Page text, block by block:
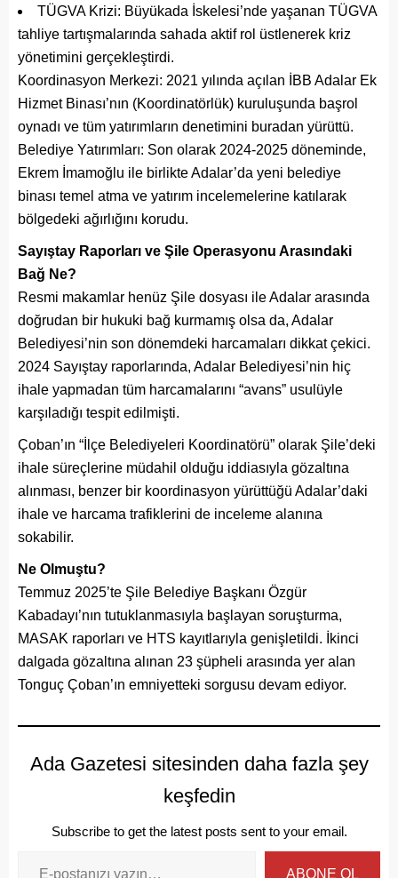
TÜGVA Krizi: Büyükada İskelesi’nde yaşanan TÜGVA
tahliye tartışmalarında sahada aktif rol üstlenerek kriz
yönetimini gerçekleştirdi.
Koordinasyon Merkezi: 2021 yılında açılan İBB Adalar Ek
Hizmet Binası’nın (Koordinatörlük) kuruluşunda başrol
oynadı ve tüm yatırımların denetimini buradan yürüttü.
Belediye Yatırımları: Son olarak 2024-2025 döneminde,
Ekrem İmamoğlu ile birlikte Adalar’da yeni belediye
binası temel atma ve yatırım incelemelerine katılarak
bölgedeki ağırlığını korudu.
Sayıştay Raporları ve Şile Operasyonu Arasındaki
Bağ Ne?
Resmi makamlar henüz Şile dosyası ile Adalar arasında
doğrudan bir hukuki bağ kurmamış olsa da, Adalar
Belediyesi’nin son dönemdeki harcamaları dikkat çekici.
2024 Sayıştay raporlarında, Adalar Belediyesi’nin hiç
ihale yapmadan tüm harcamalarını “avans” usulüyle
karşıladığı tespit edilmişti.
Çoban’ın “İlçe Belediyeleri Koordinatörü” olarak Şile’deki
ihale süreçlerine müdahil olduğu iddiasıyla gözaltına
alınması, benzer bir koordinasyon yürüttüğü Adalar’daki
ihale ve harcama trafiklerini de inceleme alanına
sokabilir.
Ne Olmuştu?
Temmuz 2025’te Şile Belediye Başkanı Özgür
Kabadayı’nın tutuklanmasıyla başlayan soruşturma,
MASAK raporları ve HTS kayıtlarıyla genişletildi. İkinci
dalgada gözaltına alınan 23 şüpheli arasında yer alan
Tonguç Çoban’ın emniyetteki sorgusu devam ediyor.
Ada Gazetesi sitesinden daha fazla şey
keşfedin
Subscribe to get the latest posts sent to your email.
ABONE OL